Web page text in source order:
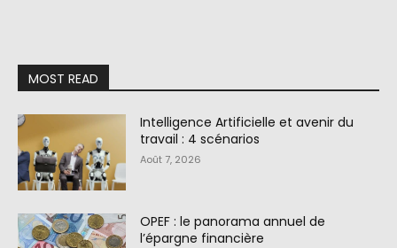
MOST READ
Intelligence Artificielle et avenir du
travail : 4 scénarios
Août 7, 2026
OPEF : le panorama annuel de
l’épargne financière